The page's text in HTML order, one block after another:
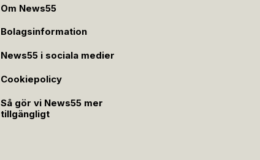
Om News55
Bolagsinformation
News55 i sociala medier
Cookiepolicy
Så gör vi News55 mer
tillgängligt